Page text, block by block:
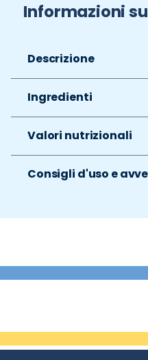
Informazioni
Descrizione
Ingredienti
Valori nutrizionali
Consigli d'uso e